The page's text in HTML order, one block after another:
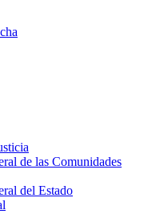
de las Comunidades
del Estado